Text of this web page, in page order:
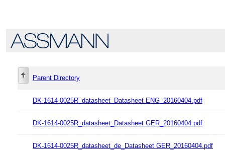
Parent Directory
DK-1614-0025R_datasheet_Datasheet ENG_20160404.pdf
DK-1614-0025R_datasheet_Datasheet GER_20160404.pdf
DK-1614-0025R_datasheet_de_Datasheet GER_20160404.pdf